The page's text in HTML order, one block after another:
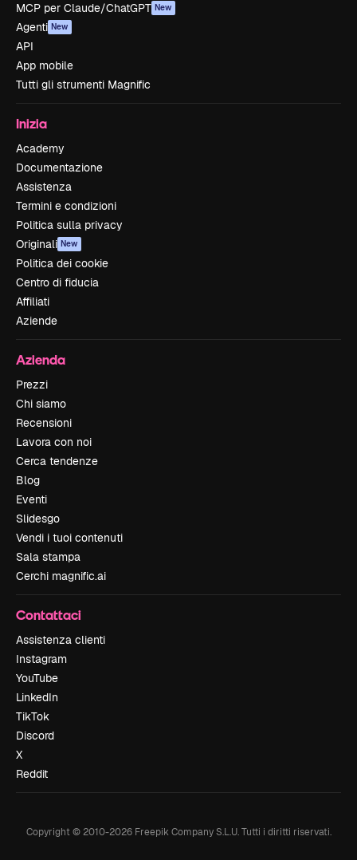
MCP per Claude/ChatGPT New
Agenti New
API
App mobile
Tutti gli strumenti Magnific
Inizia
Academy
Documentazione
Assistenza
Termini e condizioni
Politica sulla privacy
Originali New
Politica dei cookie
Centro di fiducia
Affiliati
Aziende
Azienda
Prezzi
Chi siamo
Recensioni
Lavora con noi
Cerca tendenze
Blog
Eventi
Slidesgo
Vendi i tuoi contenuti
Sala stampa
Cerchi magnific.ai
Contattaci
Assistenza clienti
Instagram
YouTube
LinkedIn
TikTok
Discord
X
Reddit
Copyright © 2010-2026Freepik Company S.L.U. Tutti i diritti riservati.